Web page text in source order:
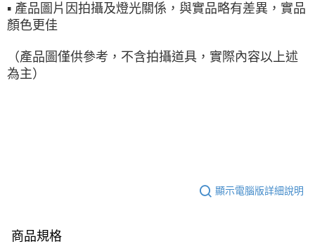
▪ 產品圖片因拍攝及燈光關係，與實品略有差異，實品
顏色更佳
（產品圖僅供參考，不含拍攝道具，實際內容以上述
為主）
顯示電腦版詳細說明
商品規格